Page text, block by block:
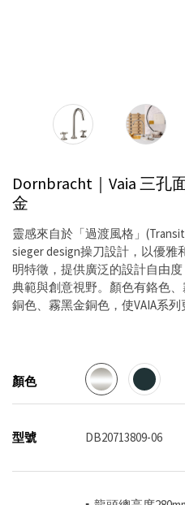
Dornbracht｜Vaia 三孔
金
靈感來自於「過渡風格」
sieger design操刀設計，以優
明特徵，提供廣泛的設計自由
典範與創意視野。顏色有鉻色
銅色、霧黑金銅色，使VAIA系列
顏色
型號 DB20713809-06